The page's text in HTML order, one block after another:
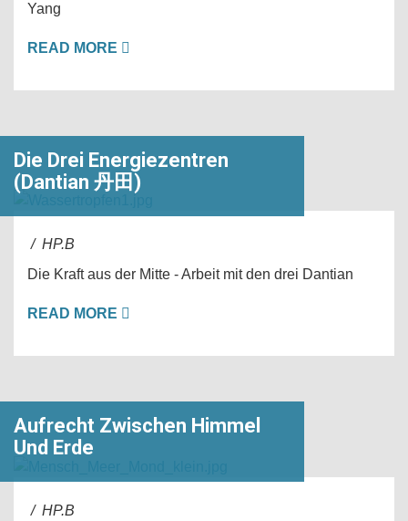
Yang
READ MORE
Die Drei Energiezentren
(Dantian 丹田)
/ HP.B
Die Kraft aus der Mitte - Arbeit mit den drei Dantian
READ MORE
Aufrecht Zwischen Himmel
Und Erde
/ HP.B